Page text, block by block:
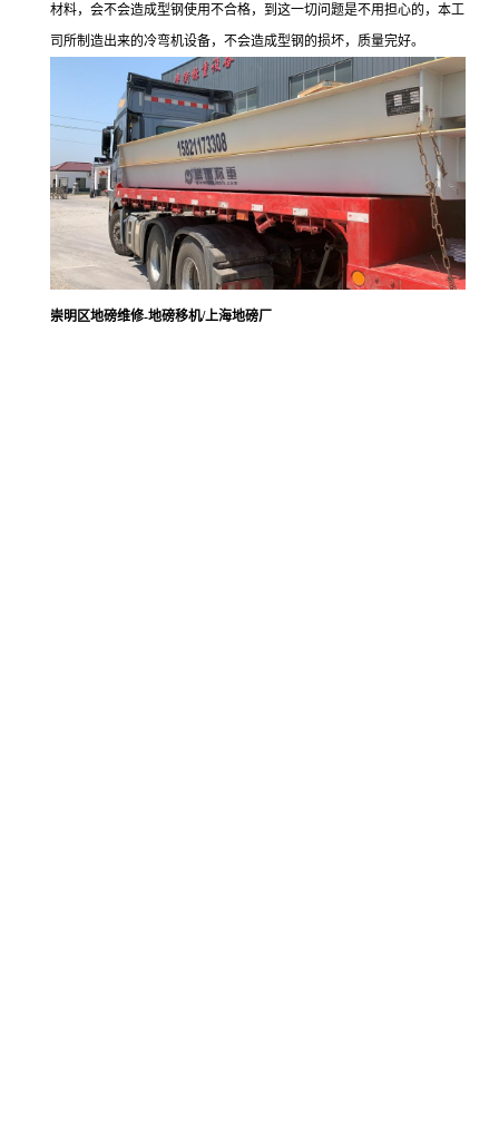
材料，会不会造成型钢使用不合格，到这一切问题是不用担心的，本工
司所制造出来的冷弯机设备，不会造成型钢的损坏，质量完好。
崇明区地磅维修-地磅移机/上海地磅厂